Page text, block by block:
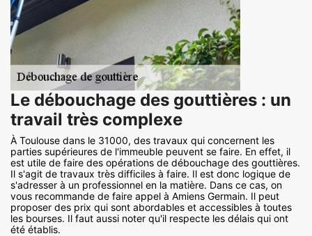
Le débouchage des gouttières : un
travail très complexe
À Toulouse dans le 31000, des travaux qui concernent les
parties supérieures de l'immeuble peuvent se faire. En effet, il
est utile de faire des opérations de débouchage des gouttières.
Il s'agit de travaux très difficiles à faire. Il est donc logique de
s'adresser à un professionnel en la matière. Dans ce cas, on
vous recommande de faire appel à Amiens Germain. Il peut
proposer des prix qui sont abordables et accessibles à toutes
les bourses. Il faut aussi noter qu'il respecte les délais qui ont
été établis.